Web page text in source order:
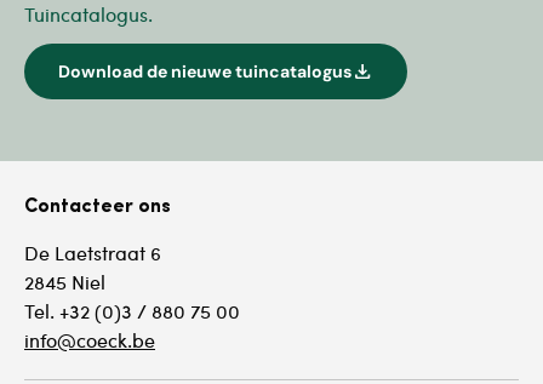
Tuincatalogus.
Download de nieuwe tuincatalogusdownload
Contacteer ons
De Laetstraat 6
2845 Niel
Tel. +32 (0)3 / 880 75 00
info@coeck.be